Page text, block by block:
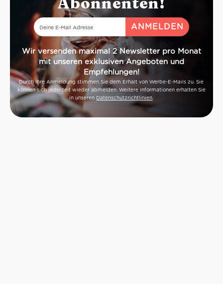
Wir versenden maximal 2 Newsletter pro Monat
mit unseren exklusiven Angeboten und
Empfehlungen!
Durch Ihre Anmeldung stimmen Sie dem Erhalt von Werbe-E-Mails zu. Sie
können sich jederzeit wieder abmelden. Weitere Informationen erhalten Sie
in unseren Datenschutzrichtlinien